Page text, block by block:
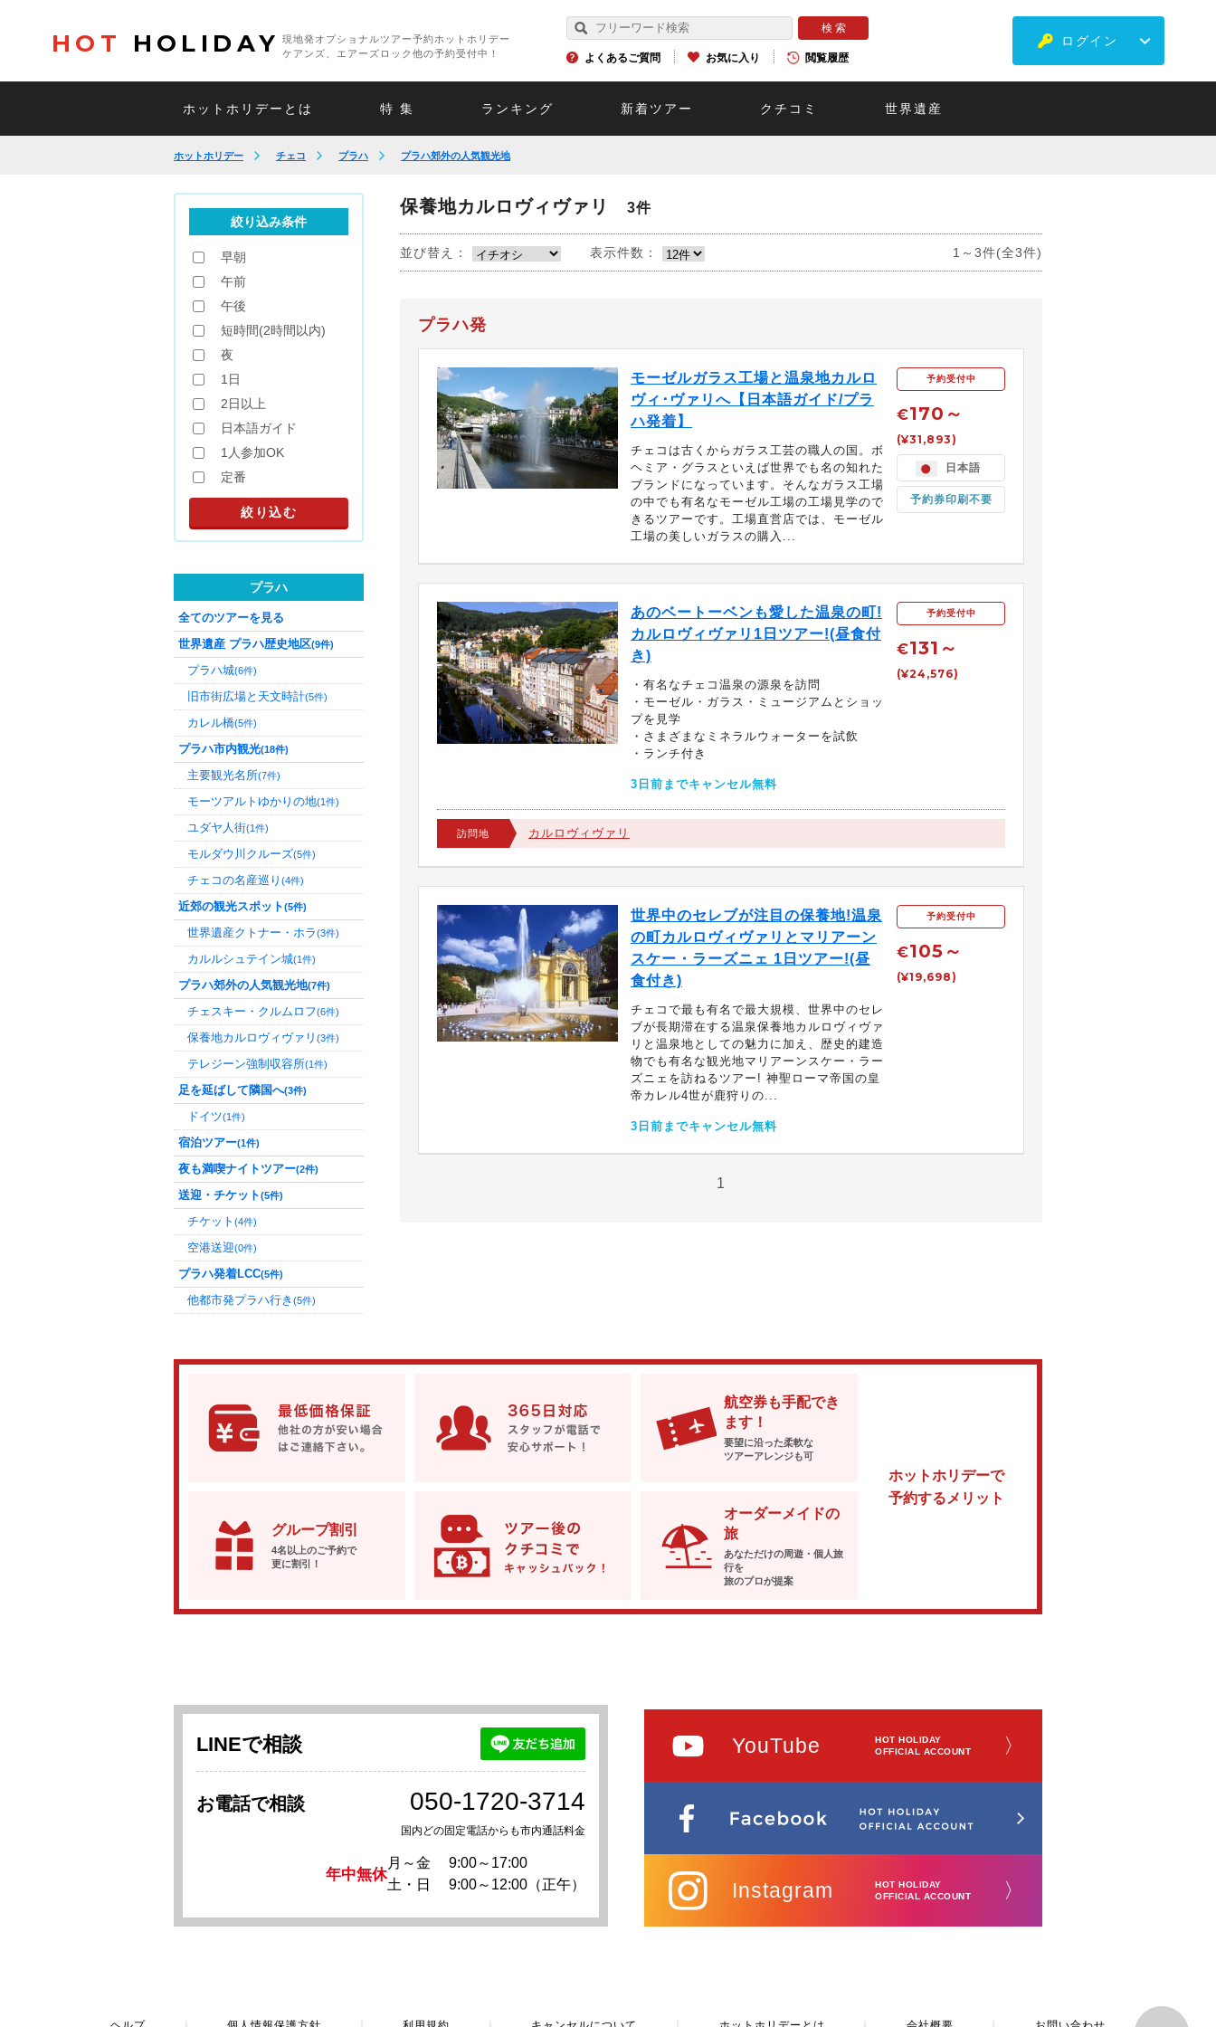
HOT HOLIDAY
現地発オプショナルツアー予約ホットホリデー
ケアンズ、エアーズロック他の予約受付中！
よくあるご質問 お気に入り 閲覧履歴
ログイン
ホットホリデーとは 特 集 ランキング 新着ツアー クチコミ 世界遺産
ホットホリデー チェコ プラハ プラハ郊外の人気観光地
保養地カルロヴィヴァリ 3件
並び替え： 表示件数： 1～3件(全3件)
プラハ発
モーゼルガラス工場と温泉地カルロ
ヴィ･ヴァリへ【日本語ガイド/プラ
ハ発着】
チェコは古くからガラス工芸の職人の国。ボ
ヘミア・グラスといえば世界でも名の知れた
ブランドになっています。そんなガラス工場
の中でも有名なモーゼル工場の工場見学ので
きるツアーです。工場直営店では、モーゼル
工場の美しいガラスの購入...
予約受付中
€170～
(¥31,893)
日本語
予約券印刷不要
あのベートーベンも愛した温泉の町!
カルロヴィヴァリ1日ツアー!(昼食付
き)
・有名なチェコ温泉の源泉を訪問
・モーゼル・ガラス・ミュージアムとショッ
プを見学
・さまざまなミネラルウォーターを試飲
・ランチ付き
3日前までキャンセル無料
予約受付中
€131～
(¥24,576)
訪問地 カルロヴィヴァリ
世界中のセレブが注目の保養地!温泉
の町カルロヴィヴァリとマリアーン
スケー・ラーズニェ 1日ツアー!(昼
食付き)
チェコで最も有名で最大規模、世界中のセレ
ブが長期滞在する温泉保養地カルロヴィヴァ
リと温泉地としての魅力に加え、歴史的建造
物でも有名な観光地マリアーンスケー・ラー
ズニェを訪ねるツアー! 神聖ローマ帝国の皇
帝カレル4世が鹿狩りの...
3日前までキャンセル無料
予約受付中
€105～
(¥19,698)
1
絞り込み条件
早朝
午前
午後
短時間(2時間以内)
夜
1日
2日以上
日本語ガイド
1人参加OK
定番
プラハ
全てのツアーを見る
世界遺産 プラハ歴史地区(9件)
プラハ城(6件)
旧市街広場と天文時計(5件)
カレル橋(5件)
プラハ市内観光(18件)
主要観光名所(7件)
モーツアルトゆかりの地(1件)
ユダヤ人街(1件)
モルダウ川クルーズ(5件)
チェコの名産巡り (4件)
近郊の観光スポット(5件)
世界遺産クトナー・ホラ(3件)
カルルシュテイン城(1件)
プラハ郊外の人気観光地(7件)
チェスキー・クルムロフ(6件)
保養地カルロヴィヴァリ (3件)
テレジーン強制収容所(1件)
足を延ばして隣国へ(3件)
ドイツ(1件)
宿泊ツアー(1件)
夜も満喫ナイトツアー(2件)
送迎・チケット(5件)
チケット (4件)
空港送迎(0件)
プラハ発着LCC(5件)
他都市発プラハ行き (5件)
ホットホリデーで
予約するメリット
航空券も手配でき
ます！
要望に沿った柔軟な
ツアーアレンジも可
グループ割引
4名以上のご予約で
更に割引！
オーダーメイドの
旅
あなただけの周遊・個人旅
行を
旅のプロが提案
LINEで相談
お電話で相談 050-1720-3714
国内どの固定電話からも市内通話料金
年中無休
月～金
9:00～17:00
土・日
9:00～12:00（正午）
YouTube
HOT HOLIDAY
OFFICIAL ACCOUNT
〉
Instagram
HOT HOLIDAY
OFFICIAL ACCOUNT
〉